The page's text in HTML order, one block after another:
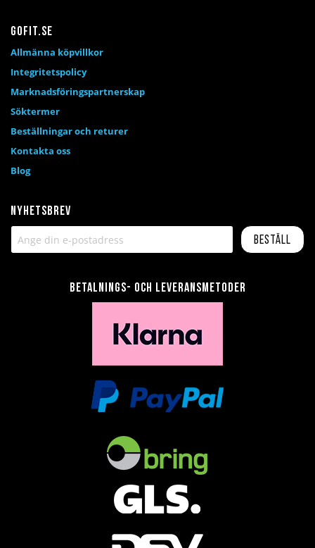
Nyhetsbrev
Beställ
Betalnings- och leveransmetoder
Gofit.se
Allmänna köpvillkor
Integritetspolicy
Marknadsföringspartnerskap
Söktermer
Beställningar och returer
Kontakta oss
Blog